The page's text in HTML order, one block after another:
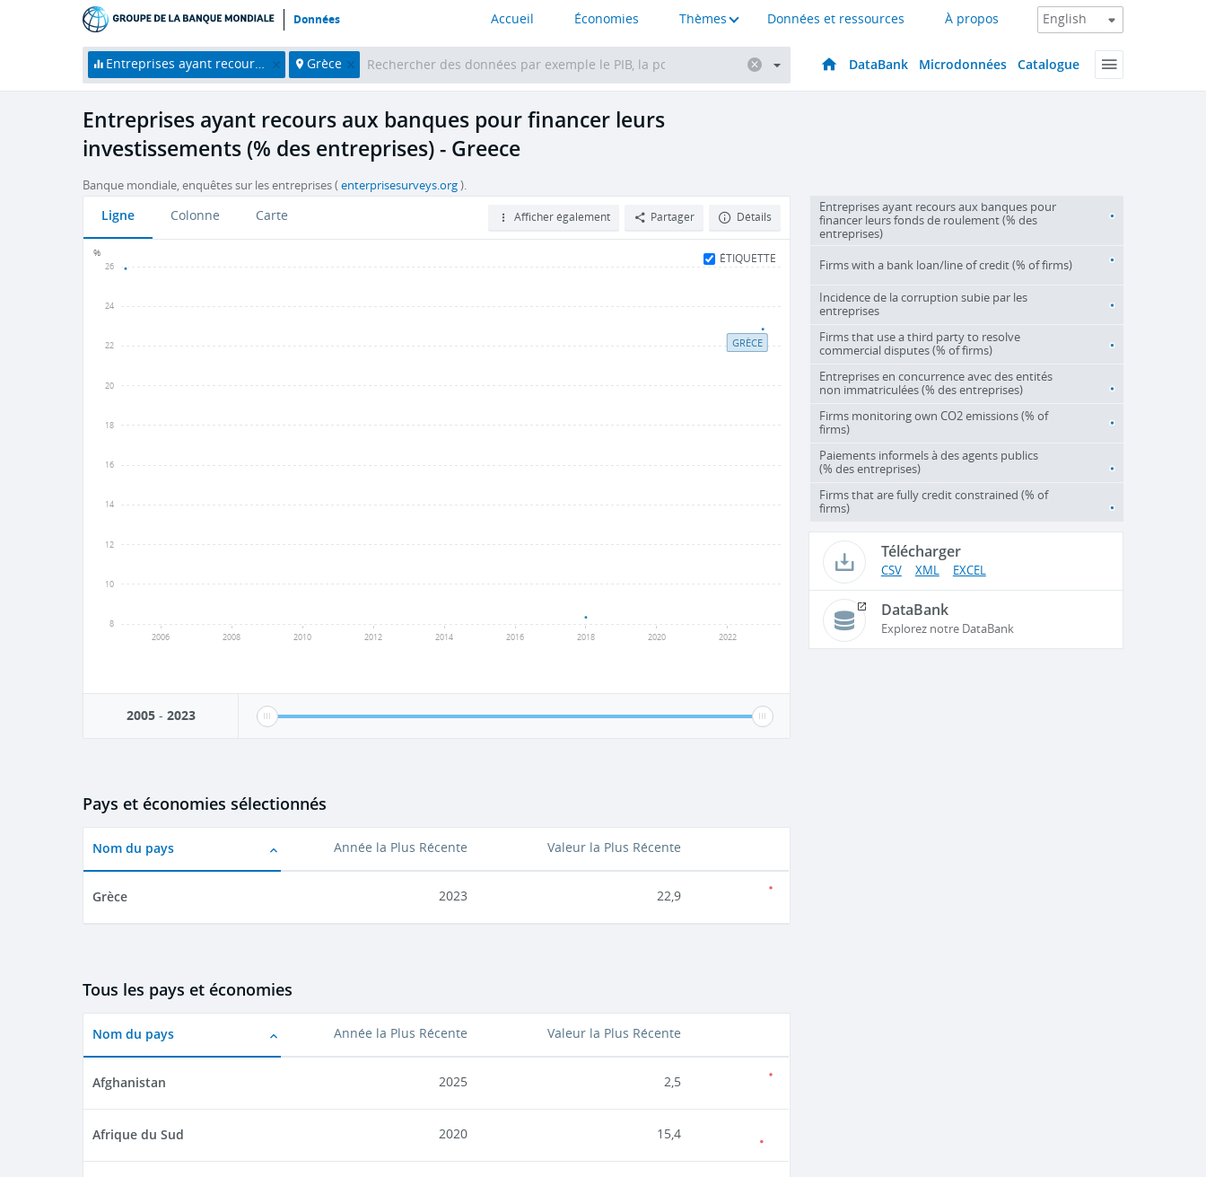
Données Accueil Économies Thèmes Données et ressources À propos
Entreprises ayant recours aux banques pour financer leurs investissements (% des entreprises) Grèce DataBank Microdonnées Catalogue
Entreprises ayant recours aux banques pour financer leurs
investissements (% des entreprises) - Greece
Banque mondiale, enquêtes sur les entreprises ( enterprisesurveys.org ).
Ligne Colonne Carte Afficher également Partager Détails
ÉTIQUETTE
2006 2008 2010 2012 2014 2016 2018 2020 2022
%
8
10
12
14
16
18
20
22
24
26
GRÈCE
2005- 2023
Entreprises ayant recours aux banques pour
financer leurs fonds de roulement (% des
entreprises)
Firms with a bank loan/line of credit (% of firms)
Incidence de la corruption subie par les
entreprises
Firms that use a third party to resolve
commercial disputes (% of firms)
Entreprises en concurrence avec des entités
non immatriculées (% des entreprises)
Firms monitoring own CO2 emissions (% of
firms)
Paiements informels à des agents publics
(% des entreprises)
Firms that are fully credit constrained (% of
firms)
Télécharger
CSV XML EXCEL
DataBank
Explorez notre DataBank
Pays et économies sélectionnés
Nom du pays Année la Plus Récente Valeur la Plus Récente
Grèce 2023 22,9
Tous les pays et économies
Nom du pays Année la Plus Récente Valeur la Plus Récente
Afghanistan 2025 2,5
Afrique du Sud 2020 15,4